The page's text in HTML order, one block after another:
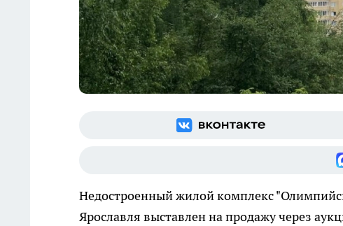
Недостроенный жилой комплекс
Ярославля выставлен на продажу через